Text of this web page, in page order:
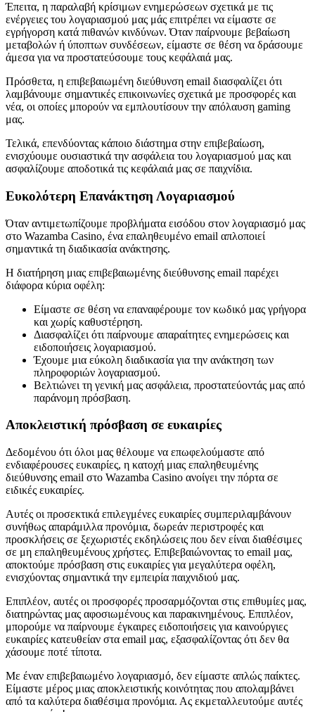
Έπειτα, η παραλαβή κρίσιμων ενημερώσεων σχετικά με τις
ενέργειες του λογαριασμού μας μάς επιτρέπει να είμαστε σε
εγρήγορση κατά πιθανών κινδύνων. Όταν παίρνουμε βεβαίωση
μεταβολών ή ύποπτων συνδέσεων, είμαστε σε θέση να δράσουμε
άμεσα για να προστατεύσουμε τους κεφάλαιά μας.
Πρόσθετα, η επιβεβαιωμένη διεύθυνση email διασφαλίζει ότι
λαμβάνουμε σημαντικές επικοινωνίες σχετικά με προσφορές και
νέα, οι οποίες μπορούν να εμπλουτίσουν την απόλαυση gaming
μας.
Τελικά, επενδύοντας κάποιο διάστημα στην επιβεβαίωση,
ενισχύουμε ουσιαστικά την ασφάλεια του λογαριασμού μας και
ασφαλίζουμε αποδοτικά τις κεφάλαιά μας σε παιχνίδια.
Ευκολότερη Επανάκτηση Λογαριασμού
Όταν αντιμετωπίζουμε προβλήματα εισόδου στον λογαριασμό μας
στο Wazamba Casino, ένα επαληθευμένο email απλοποιεί
σημαντικά τη διαδικασία ανάκτησης.
Η διατήρηση μιας επιβεβαιωμένης διεύθυνσης email παρέχει
διάφορα κύρια οφέλη:
Είμαστε σε θέση να επαναφέρουμε τον κωδικό μας γρήγορα
και χωρίς καθυστέρηση.
Διασφαλίζει ότι παίρνουμε απαραίτητες ενημερώσεις και
ειδοποιήσεις λογαριασμού.
Έχουμε μια εύκολη διαδικασία για την ανάκτηση των
πληροφοριών λογαριασμού.
Βελτιώνει τη γενική μας ασφάλεια, προστατεύοντάς μας από
παράνομη πρόσβαση.
Αποκλειστική πρόσβαση σε ευκαιρίες
Δεδομένου ότι όλοι μας θέλουμε να επωφελούμαστε από
ενδιαφέρουσες ευκαιρίες, η κατοχή μιας επαληθευμένης
διεύθυνσης email στο Wazamba Casino ανοίγει την πόρτα σε
ειδικές ευκαιρίες.
Αυτές οι προσεκτικά επιλεγμένες ευκαιρίες συμπεριλαμβάνουν
συνήθως απαράμιλλα προνόμια, δωρεάν περιστροφές και
προσκλήσεις σε ξεχωριστές εκδηλώσεις που δεν είναι διαθέσιμες
σε μη επαληθευμένους χρήστες. Επιβεβαιώνοντας το email μας,
αποκτούμε πρόσβαση στις ευκαιρίες για μεγαλύτερα οφέλη,
ενισχύοντας σημαντικά την εμπειρία παιχνιδιού μας.
Επιπλέον, αυτές οι προσφορές προσαρμόζονται στις επιθυμίες μας,
διατηρώντας μας αφοσιωμένους και παρακινημένους. Επιπλέον,
μπορούμε να παίρνουμε έγκαιρες ειδοποιήσεις για καινούργιες
ευκαιρίες κατευθείαν στα email μας, εξασφαλίζοντας ότι δεν θα
χάσουμε ποτέ τίποτα.
Με έναν επιβεβαιωμένο λογαριασμό, δεν είμαστε απλώς παίκτες.
Είμαστε μέρος μιας αποκλειστικής κοινότητας που απολαμβάνει
από τα καλύτερα διαθέσιμα προνόμια. Ας εκμεταλλευτούμε αυτές